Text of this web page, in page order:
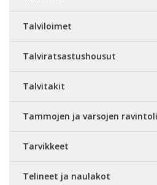
Talviloimet
Talviratsastushousut
Talvitakit
Tammojen ja varsojen
Tarvikkeet
Telineet ja naulakot